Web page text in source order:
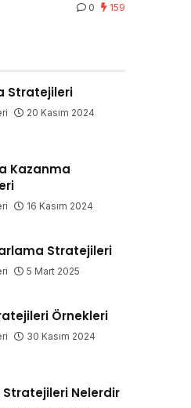
0 159
Stratejileri
20 Kasım 2024
Kazanma
16 Kasım 2024
Stratejileri
5 Mart 2025
Örnekleri
30 Kasım 2024
Stratejileri Nelerdir